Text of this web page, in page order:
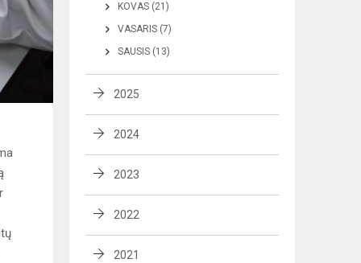
KOVAS (21)
VASARIS (7)
SAUSIS (13)
2025
2024
2023
2022
2021